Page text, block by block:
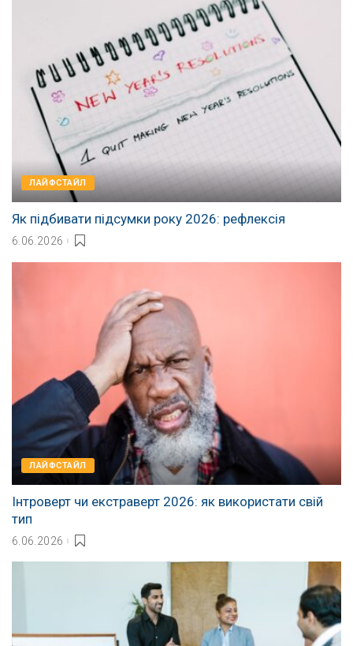
ЛАЙФСТАЙЛ
Як підбивати підсумки року 2026: рефлексія
6.06.2026
ЛАЙФСТАЙЛ
Інтроверт чи екстраверт 2026: як використати свій
тип
6.06.2026